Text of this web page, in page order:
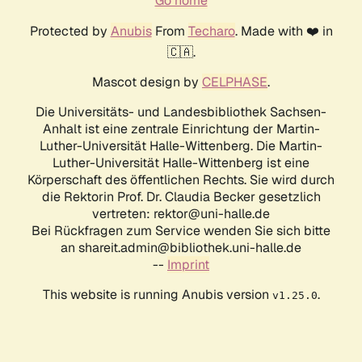
Protected by AnubisFrom Techaro. Made with ❤️ in
🇨🇦.
Mascot design by CELPHASE.
Die Universitäts- und Landesbibliothek Sachsen-
Anhalt ist eine zentrale Einrichtung der Martin-
Luther-Universität Halle-Wittenberg. Die Martin-
Luther-Universität Halle-Wittenberg ist eine
Körperschaft des öffentlichen Rechts. Sie wird durch
die Rektorin Prof. Dr. Claudia Becker gesetzlich
vertreten: rektor@uni-halle.de
Bei Rückfragen zum Service wenden Sie sich bitte
an shareit.admin@bibliothek.uni-halle.de
-- Imprint
This website is running Anubis version v1.25.0.